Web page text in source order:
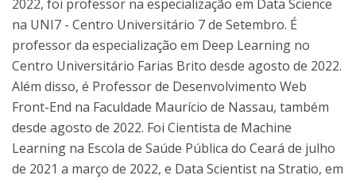
2022, foi professor na especialização em Data Science
na UNI7 - Centro Universitário 7 de Setembro. É
professor da especialização em Deep Learning no
Centro Universitário Farias Brito desde agosto de 2022.
Além disso, é Professor de Desenvolvimento Web
Front-End na Faculdade Maurício de Nassau, também
desde agosto de 2022. Foi Cientista de Machine
Learning na Escola de Saúde Pública do Ceará de julho
de 2021 a março de 2022, e Data Scientist na Stratio, em